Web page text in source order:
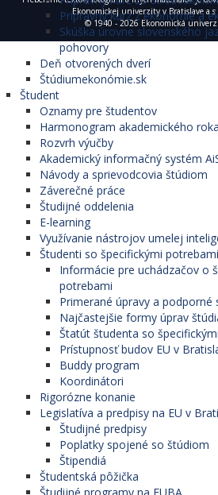
Prípravný kurz z ekonómie a
Skúška úrovne slovenského
pohovory
Deň otvorených dverí
Štúdiumekonómie.sk
Študent
Oznamy pre študentov
Harmonogram akademického roka
Rozvrh výučby
Akademický informačný systém
Návody a sprievodcovia štúdiom
Záverečné práce
Študijné oddelenia
E-learning
Využívanie nástrojov umelej
Študenti so špecifickými potrebami
Informácie pre uchádzačov o
potrebami
Primerané úpravy a podporné
Najčastejšie formy úprav
Štatút študenta so
Prístupnosť budov EU v
Buddy program
Koordinátori
Rigorózne konanie
Legislatíva a predpisy na EU v
Študijné predpisy
Poplatky spojené so štúdiom
Štipendiá
Študentská pôžička
Ekonomickej univerzity v Bratislave a
© 1940 - 2026 Ekonomická